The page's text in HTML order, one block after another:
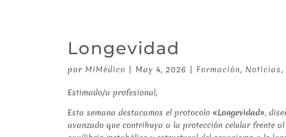
Longevidad
por MiMédico | May 4, 2026 | Formación, Noticias,
Estimado/a profesional,
Esta semana destacamos el protocolo «Longevidad»,
avanzado que contribuya a la protección celular frente